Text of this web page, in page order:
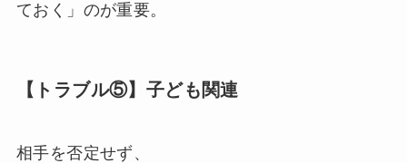
ておく」のが重要。
【トラブル⑤】子ども関連
相手を否定せず、